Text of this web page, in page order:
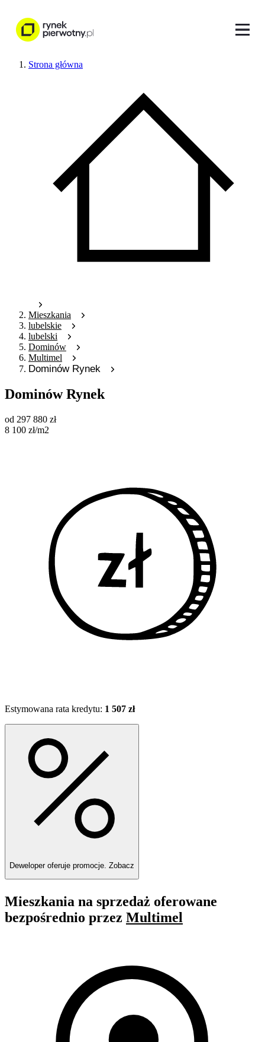
Strona główna
Mieszkania
lubelskie
lubelski
Dominów
Multimel
Dominów Rynek
Dominów Rynek
od 297 880 zł
8 100 zł/m2
Estymowana rata kredytu: 1 507 zł
Deweloper oferuje promocje. Zobacz
Mieszkania na sprzedaż oferowane
bezpośrednio przez Multimel